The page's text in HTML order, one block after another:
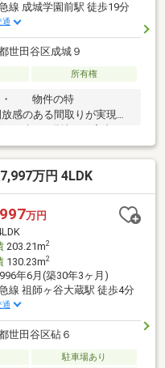
線 成城学園前駅 徒歩19分
通
世田谷区成城９
所有権
・ 物件の特
のある間取りが実現
・ ―☆― ・・・
万円 4LDK
万円
203.21m2
130.23m2
年6月(築30年3ヶ月)
線 祖師ヶ谷大蔵駅 徒歩4分
通
世田谷区砧６
駐車場あり